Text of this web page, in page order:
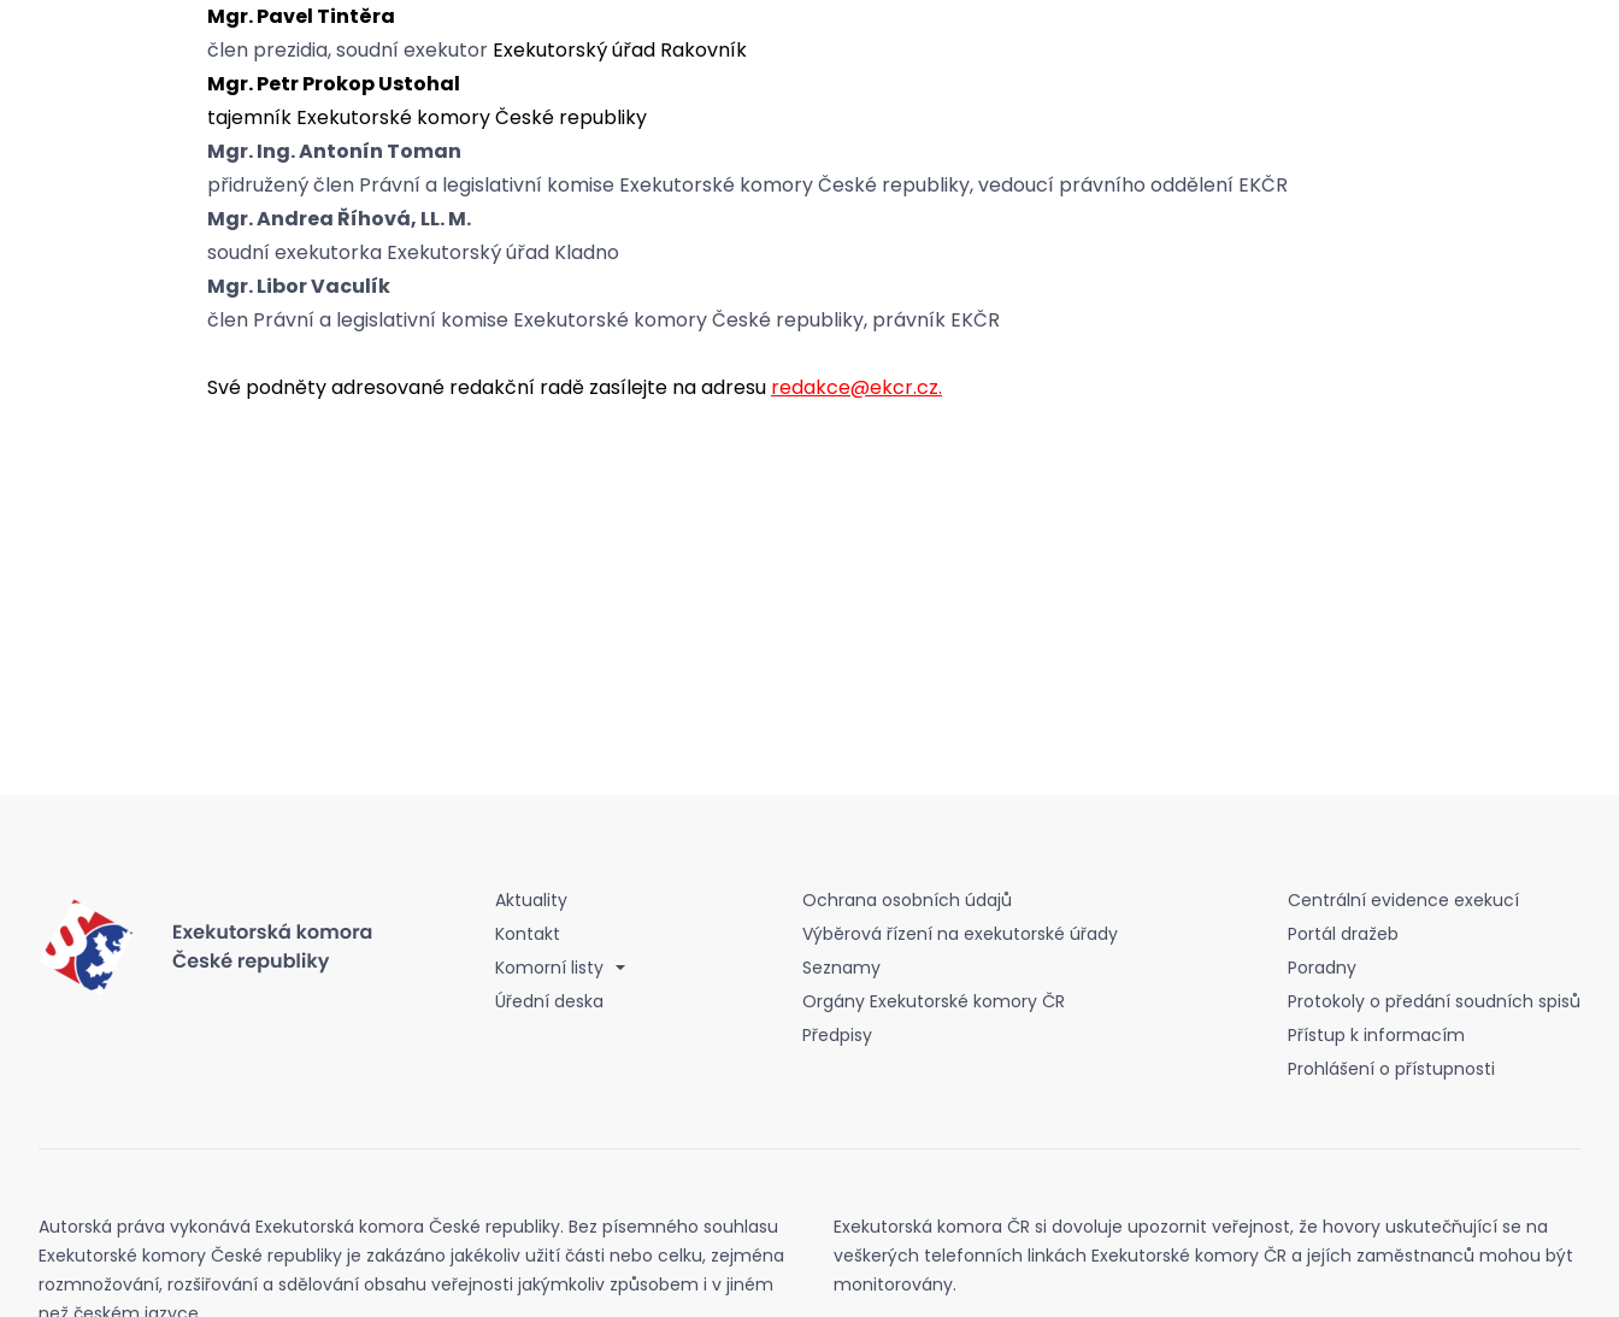
Mgr. Pavel Tintěra
člen prezidia, soudní exekutor Exekutorský úřad Rakovník
Mgr. Petr Prokop Ustohal
tajemník Exekutorské komory České republiky
Mgr. Ing. Antonín Toman
přidružený člen Právní a legislativní komise Exekutorské komory České republiky, vedoucí právního oddělení EKČR
Mgr. Andrea Říhová, LL. M.
soudní exekutorka Exekutorský úřad Kladno
Mgr. Libor Vaculík
člen Právní a legislativní komise Exekutorské komory České republiky, právník EKČR
Své podněty adresované redakční radě zasílejte na adresu redakce@ekcr.cz.
Aktuality
Kontakt
Komorní listy
Úřední deska
Ochrana osobních údajů
Výběrová řízení na exekutorské úřady
Seznamy
Orgány Exekutorské komory ČR
Předpisy
Centrální evidence exekucí
Portál dražeb
Poradny
Protokoly o předání soudních spisů
Přístup k informacím
Prohlášení o přístupnosti
Autorská práva vykonává Exekutorská komora České republiky. Bez písemného souhlasu
Exekutorské komory České republiky je zakázáno jakékoliv užití části nebo celku, zejména
rozmnožování, rozšiřování a sdělování obsahu veřejnosti jakýmkoliv způsobem i v jiném
Exekutorská komora ČR si dovoluje upozornit veřejnost, že hovory uskutečňující se na
veškerých telefonních linkách Exekutorské komory ČR a jejích zaměstnanců mohou být
monitorovány.